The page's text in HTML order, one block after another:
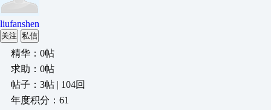
liufanshen
关注 私信
精华：0帖
求助：0帖
帖子：3帖 | 104回
年度积分：61